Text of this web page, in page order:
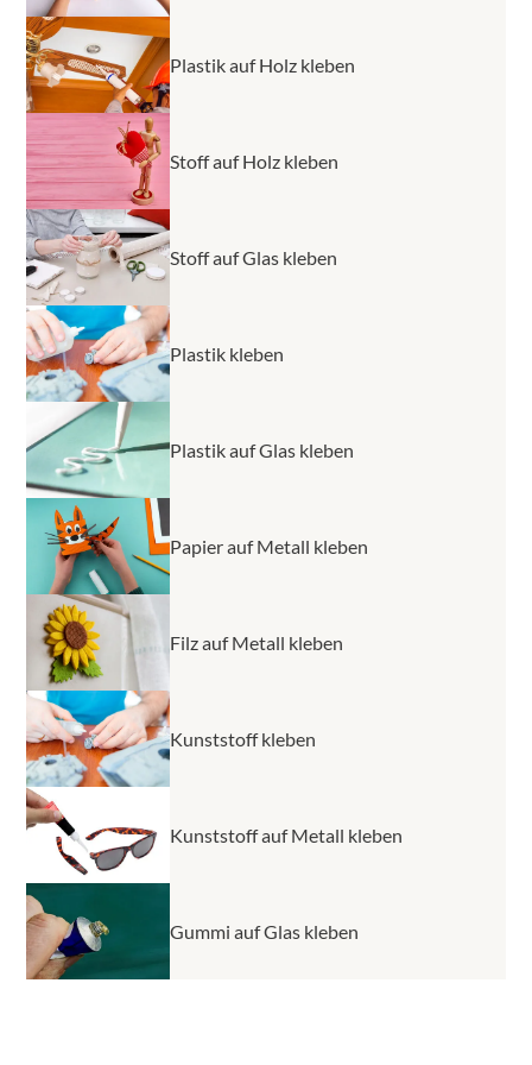
Plastik auf Holz kleben
Stoff auf Holz kleben
Stoff auf Glas kleben
Plastik kleben
Plastik auf Glas kleben
Papier auf Metall kleben
Filz auf Metall kleben
Kunststoff kleben
Kunststoff auf Metall kleben
Gummi auf Glas kleben